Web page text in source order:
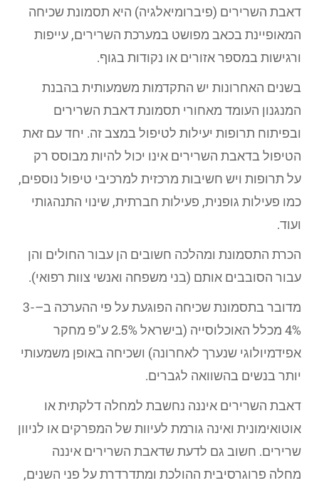
דאבת השרירים (פיברומיאלגיה) היא תסמונת שכיחה
המאופיינת בכאב מפושט במערכת השרירים, עייפות
ורגישות במספר אזורים או נקודות בגוף.
בשנים האחרונות יש התקדמות משמעותית בהבנת
המנגנון העומד מאחורי תסמונת דאבת השרירים
ובפיתוח תרופות יעילות לטיפול במצב זה. יחד עם זאת
הטיפול בדאבת השרירים אינו יכול להיות מבוסס רק
על תרופות ויש חשיבות מרכזית למרכיבי טיפול נוספים,
כמו פעילות גופנית, פעילות חברתית, שינוי התנהגותי
ועוד.
הכרת התסמונת ומהלכה חשובים הן עבור החולים והן
עבור הסובבים אותם (בני משפחה ואנשי צוות רפואי).
מדובר בתסמונת שכיחה הפוגעת על פי ההערכה ב–3-
4% מכלל האוכלוסייה (בישראל 2.5% ע"פ מחקר
אפידמיולוגי שנערך לאחרונה) ושכיחה באופן משמעותי
יותר בנשים בהשוואה לגברים.
דאבת השרירים איננה נחשבת למחלה דלקתית או
אוטואימונית ואינה גורמת לעיוות של המפרקים או לניוון
שרירים. חשוב גם לדעת שדאבת השרירים איננה
מחלה פרוגרסיבית ההולכת ומתדרדרת על פני השנים,